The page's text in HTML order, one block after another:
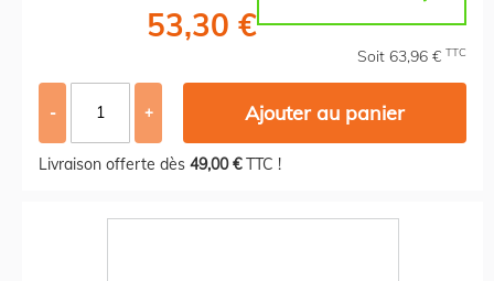
53,30 €
Soit 63,96 € TTC
- + Ajouter au panier
Livraison offerte dès 49,00 €TTC !